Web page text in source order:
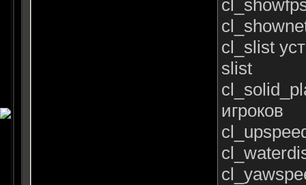
cl_slist
slist
игроков